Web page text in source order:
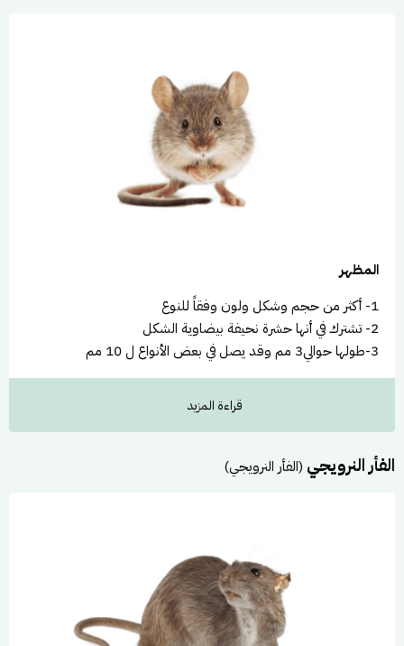
المظهر
1- أكثر من حجم وشكل ولون وفقاً للنوع
2- تشترك في أنها حشرة نحيفة بيضاوية الشكل
3-طولها حوالي3 مم وقد يصل في بعض الأنواع ل 10 مم
العادات
قراءة المزيد
الفأر النرويجي (الفأر النرويجي)